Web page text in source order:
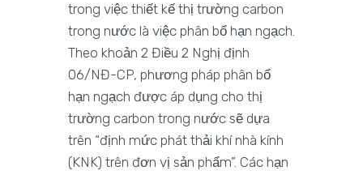
trong việc thiết kế thị trường carbon
trong nước là việc phân bổ hạn ngạch.
Theo khoản 2 Điều 2 Nghị định
06/NĐ-CP, phương pháp phân bổ
hạn ngạch được áp dụng cho thị
trường carbon trong nước sẽ dựa
trên “định mức phát thải khí nhà kính
(KNK) trên đơn vị sản phẩm”. Các hạn